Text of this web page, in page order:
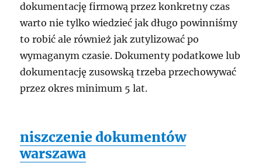
dokumentację firmową przez konkretny czas
warto nie tylko wiedzieć jak długo powinniśmy
to robić ale również jak zutylizować po
wymaganym czasie. Dokumenty podatkowe lub
dokumentację zusowską trzeba przechowywać
przez okres minimum 5 lat.
niszczenie dokumentów
warszawa